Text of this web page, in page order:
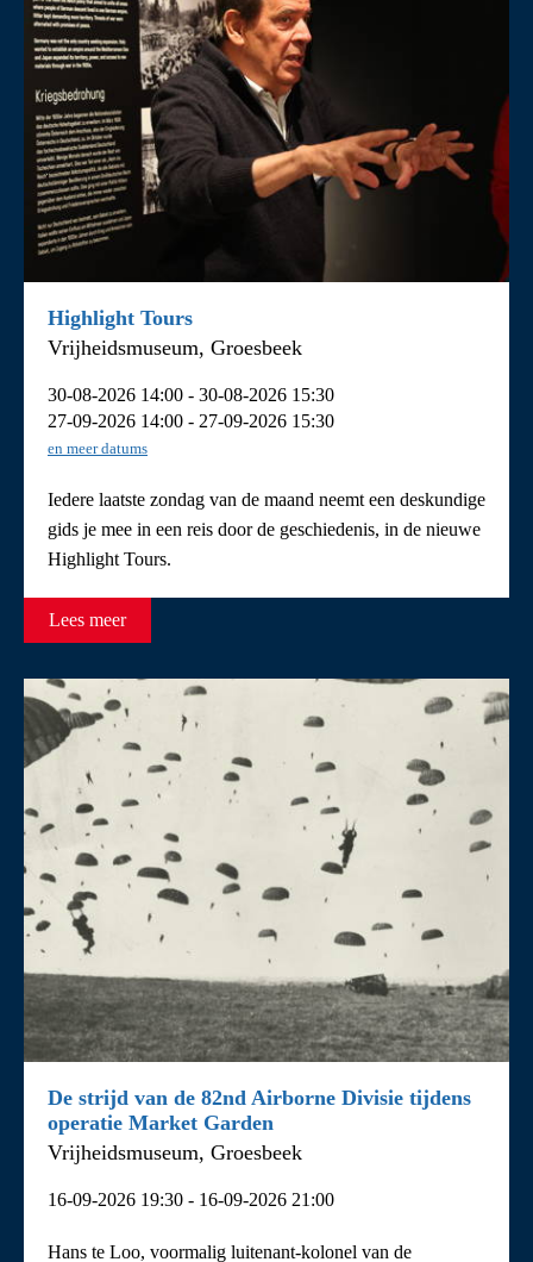
Highlight Tours
Vrijheidsmuseum, Groesbeek
30-08-2026 14:00 - 30-08-2026 15:30
27-09-2026 14:00 - 27-09-2026 15:30
en meer datums
Iedere laatste zondag van de maand neemt een deskundige
gids je mee in een reis door de geschiedenis, in de nieuwe
Highlight Tours.
Lees meer
De strijd van de 82nd Airborne Divisie tijdens
operatie Market Garden
Vrijheidsmuseum, Groesbeek
16-09-2026 19:30 - 16-09-2026 21:00
Hans te Loo, voormalig luitenant-kolonel van de